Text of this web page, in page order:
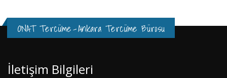
ONAT Tercüme-Ankara Tercüme Bürosu
İletişim Bilgileri